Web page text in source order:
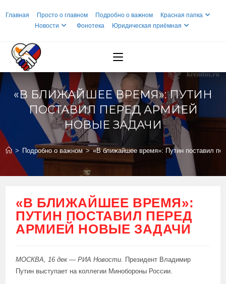
Главная Просто о главном Подробно о важном
Красная папка
Новости
Фонотека Юридическая приёмная
«В БЛИЖАЙШЕЕ ВРЕМЯ»: ПУТИН
ПОСТАВИЛ ПЕРЕД АРМИЕЙ
НОВЫЕ ЗАДАЧИ
> Подробно о важном > «В ближайшее время»: Путин поставил
«В БЛИЖАЙШЕЕ ВРЕМЯ»:
ПУТИН ПОСТАВИЛ ПЕРЕД
АРМИЕЙ НОВЫЕ ЗАДАЧИ
МОСКВА, 16 дек — РИА Новости. Президент Владимир
Путин выступает на коллегии Минобороны России.